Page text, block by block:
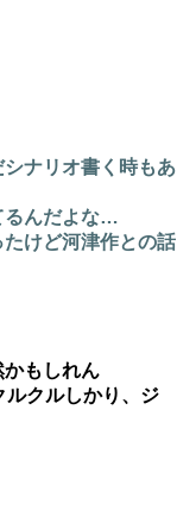
ナリオ書く時もあ
るんだよな…
けど河津作との話
もしれん
ルクルしかり、ジ